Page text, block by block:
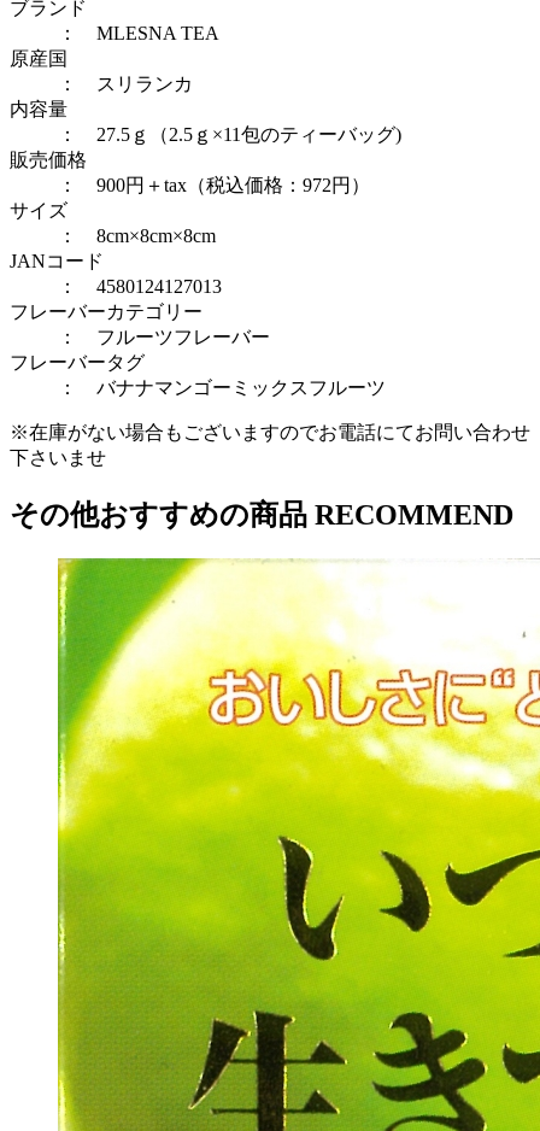
ブランド
： MLESNA TEA
原産国
： スリランカ
内容量
： 27.5ｇ（2.5ｇ×11包のティーバッグ)
販売価格
： 900円＋tax（税込価格：972円）
サイズ
： 8cm×8cm×8cm
JANコード
： 4580124127013
フレーバーカテゴリー
： フルーツフレーバー
フレーバータグ
： バナナマンゴー ミックスフルーツ
※在庫がない場合もございますのでお電話にてお問い合わせ
下さいませ
その他おすすめの商品 RECOMMEND